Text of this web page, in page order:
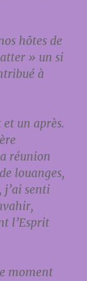
hôtes de
» un si
à
un après.
réunion
louanges,
j’ai senti
l’Esprit
moment